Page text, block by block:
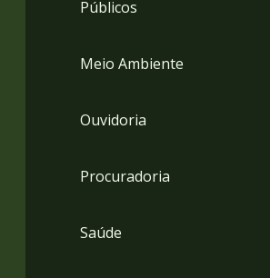
Públicos
Meio Ambiente
Ouvidoria
Procuradoria
Saúde